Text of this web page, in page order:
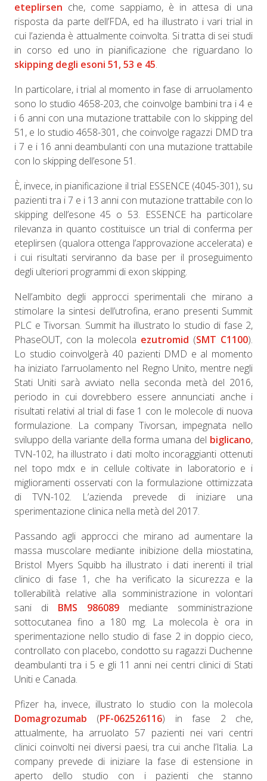
eteplirsen che, come sappiamo, è in attesa di una
risposta da parte dell’FDA, ed ha illustrato i vari trial in
cui l’azienda è attualmente coinvolta. Si tratta di sei studi
in corso ed uno in pianificazione che riguardano lo
skipping degli esoni 51, 53 e 45.
In particolare, i trial al momento in fase di arruolamento
sono lo studio 4658-203, che coinvolge bambini tra i 4 e
i 6 anni con una mutazione trattabile con lo skipping del
51, e lo studio 4658-301, che coinvolge ragazzi DMD tra
i 7 e i 16 anni deambulanti con una mutazione trattabile
con lo skipping dell’esone 51.
È, invece, in pianificazione il trial ESSENCE (4045-301), su
pazienti tra i 7 e i 13 anni con mutazione trattabile con lo
skipping dell’esone 45 o 53. ESSENCE ha particolare
rilevanza in quanto costituisce un trial di conferma per
eteplirsen (qualora ottenga l’approvazione accelerata) e
i cui risultati serviranno da base per il proseguimento
degli ulteriori programmi di exon skipping.
Nell’ambito degli approcci sperimentali che mirano a
stimolare la sintesi dell’utrofina, erano presenti Summit
PLC e Tivorsan. Summit ha illustrato lo studio di fase 2,
PhaseOUT, con la molecola ezutromid (SMT C1100).
Lo studio coinvolgerà 40 pazienti DMD e al momento
ha iniziato l’arruolamento nel Regno Unito, mentre negli
Stati Uniti sarà avviato nella seconda metà del 2016,
periodo in cui dovrebbero essere annunciati anche i
risultati relativi al trial di fase 1 con le molecole di nuova
formulazione. La company Tivorsan, impegnata nello
sviluppo della variante della forma umana del biglicano,
TVN-102, ha illustrato i dati molto incoraggianti ottenuti
nel topo mdx e in cellule coltivate in laboratorio e i
miglioramenti osservati con la formulazione ottimizzata
di TVN-102. L’azienda prevede di iniziare una
sperimentazione clinica nella metà del 2017.
Passando agli approcci che mirano ad aumentare la
massa muscolare mediante inibizione della miostatina,
Bristol Myers Squibb ha illustrato i dati inerenti il trial
clinico di fase 1, che ha verificato la sicurezza e la
tollerabilità relative alla somministrazione in volontari
sani di BMS 986089 mediante somministrazione
sottocutanea fino a 180 mg. La molecola è ora in
sperimentazione nello studio di fase 2 in doppio cieco,
controllato con placebo, condotto su ragazzi Duchenne
deambulanti tra i 5 e gli 11 anni nei centri clinici di Stati
Uniti e Canada.
Pfizer ha, invece, illustrato lo studio con la molecola
Domagrozumab (PF-062526116) in fase 2 che,
attualmente, ha arruolato 57 pazienti nei vari centri
clinici coinvolti nei diversi paesi, tra cui anche l’Italia. La
company prevede di iniziare la fase di estensione in
aperto dello studio con i pazienti che stanno